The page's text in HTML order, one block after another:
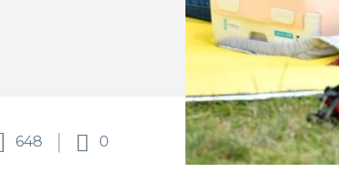
648 0